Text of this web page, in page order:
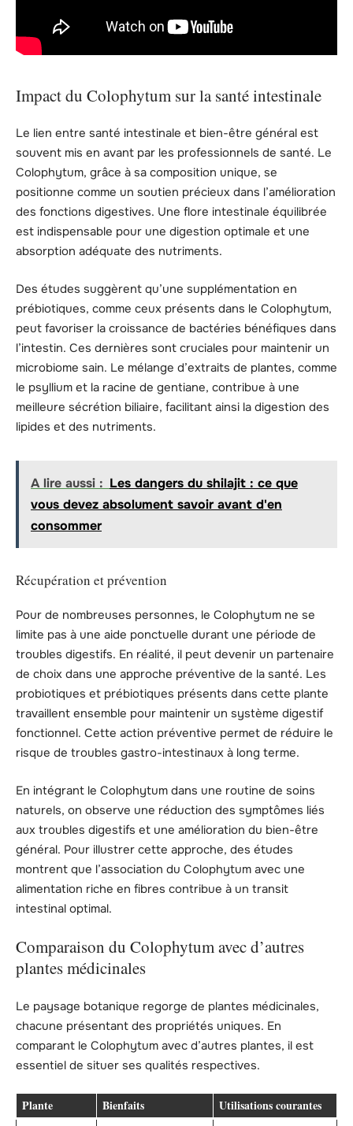
Impact du Colophytum sur la santé intestinale
Le lien entre santé intestinale et bien-être général est
souvent mis en avant par les professionnels de santé. Le
Colophytum, grâce à sa composition unique, se
positionne comme un soutien précieux dans l’amélioration
des fonctions digestives. Une flore intestinale équilibrée
est indispensable pour une digestion optimale et une
absorption adéquate des nutriments.
Des études suggèrent qu’une supplémentation en
prébiotiques, comme ceux présents dans le Colophytum,
peut favoriser la croissance de bactéries bénéfiques dans
l’intestin. Ces dernières sont cruciales pour maintenir un
microbiome sain. Le mélange d’extraits de plantes, comme
le psyllium et la racine de gentiane, contribue à une
meilleure sécrétion biliaire, facilitant ainsi la digestion des
lipides et des nutriments.
A lire aussi : Les dangers du shilajit : ce que
vous devez absolument savoir avant d'en
consommer
Récupération et prévention
Pour de nombreuses personnes, le Colophytum ne se
limite pas à une aide ponctuelle durant une période de
troubles digestifs. En réalité, il peut devenir un partenaire
de choix dans une approche préventive de la santé. Les
probiotiques et prébiotiques présents dans cette plante
travaillent ensemble pour maintenir un système digestif
fonctionnel. Cette action préventive permet de réduire le
risque de troubles gastro-intestinaux à long terme.
En intégrant le Colophytum dans une routine de soins
naturels, on observe une réduction des symptômes liés
aux troubles digestifs et une amélioration du bien-être
général. Pour illustrer cette approche, des études
montrent que l’association du Colophytum avec une
alimentation riche en fibres contribue à un transit
intestinal optimal.
Comparaison du Colophytum avec d’autres
plantes médicinales
Le paysage botanique regorge de plantes médicinales,
chacune présentant des propriétés uniques. En
comparant le Colophytum avec d’autres plantes, il est
essentiel de situer ses qualités respectives.
Plante Bienfaits Utilisations courantes